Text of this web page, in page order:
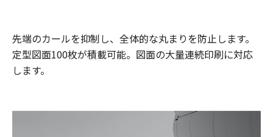
先端のカールを抑制し、全体的な丸まりを防止します。
定型図面100枚が積載可能。図面の大量連続印刷に対応
します。